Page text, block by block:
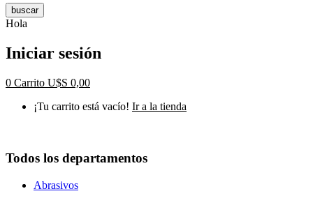
buscar
Hola
Iniciar sesión
0 Carrito U$S 0,00
¡Tu carrito está vacío! Ir a la tienda
Todos los departamentos
Abrasivos